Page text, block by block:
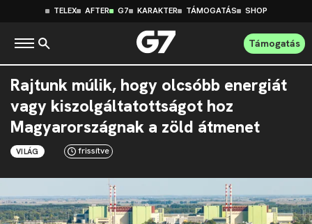
TELEX AFTER G7 KARAKTER TÁMOGATÁS SHOP
Támogatás
Rajtunk múlik, hogy olcsóbb energiát
vagy kiszolgáltatottságot hoz
Magyarországnak a zöld átmenet
VILÁG frissítve